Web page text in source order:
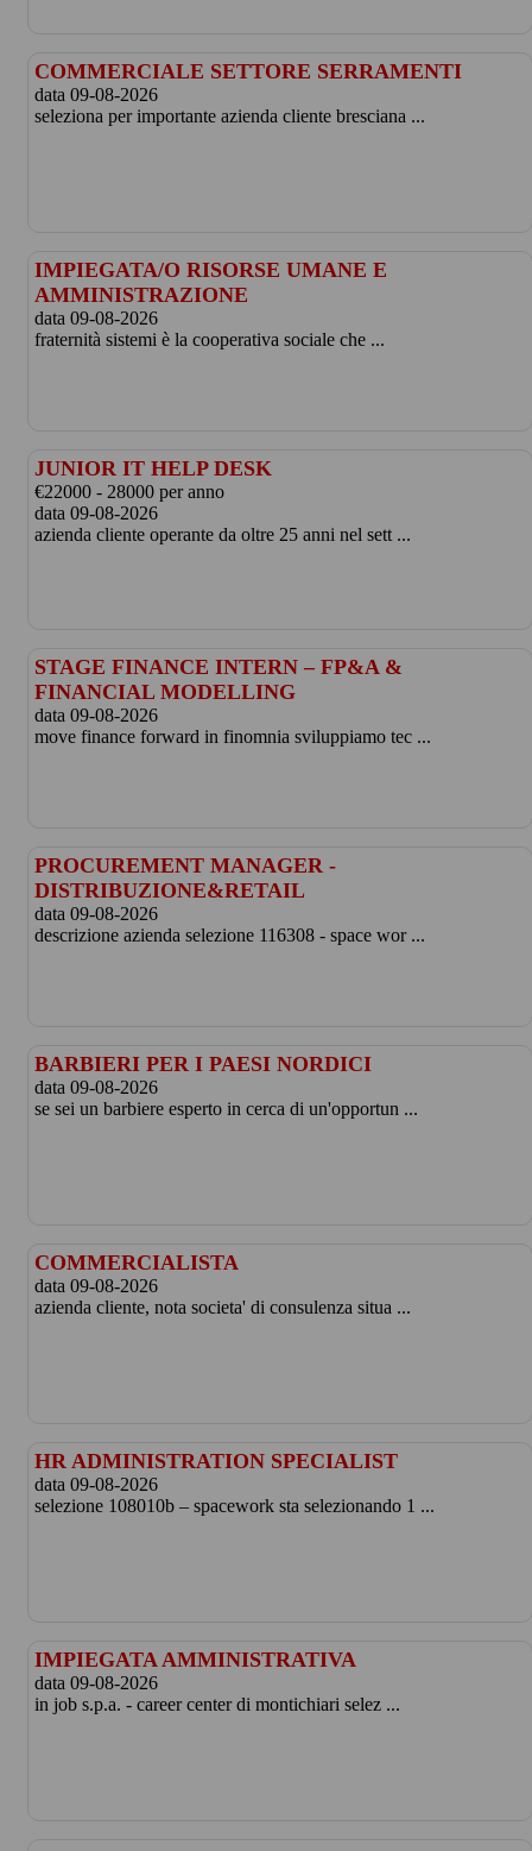
COMMERCIALE SETTORE SERRAMENTI
data 09-08-2026
seleziona per importante azienda cliente bresciana ...
IMPIEGATA/O RISORSE UMANE E
AMMINISTRAZIONE
data 09-08-2026
fraternità sistemi è la cooperativa sociale che ...
JUNIOR IT HELP DESK
€22000 - 28000 per anno
data 09-08-2026
azienda cliente operante da oltre 25 anni nel sett ...
STAGE FINANCE INTERN – FP&A &
FINANCIAL MODELLING
data 09-08-2026
move finance forward in finomnia sviluppiamo tec ...
PROCUREMENT MANAGER -
DISTRIBUZIONE&RETAIL
data 09-08-2026
descrizione azienda selezione 116308 - space wor ...
BARBIERI PER I PAESI NORDICI
data 09-08-2026
se sei un barbiere esperto in cerca di un'opportun ...
COMMERCIALISTA
data 09-08-2026
azienda cliente, nota societa' di consulenza situa ...
HR ADMINISTRATION SPECIALIST
data 09-08-2026
selezione 108010b – spacework sta selezionando 1 ...
IMPIEGATA AMMINISTRATIVA
data 09-08-2026
in job s.p.a. - career center di montichiari selez ...